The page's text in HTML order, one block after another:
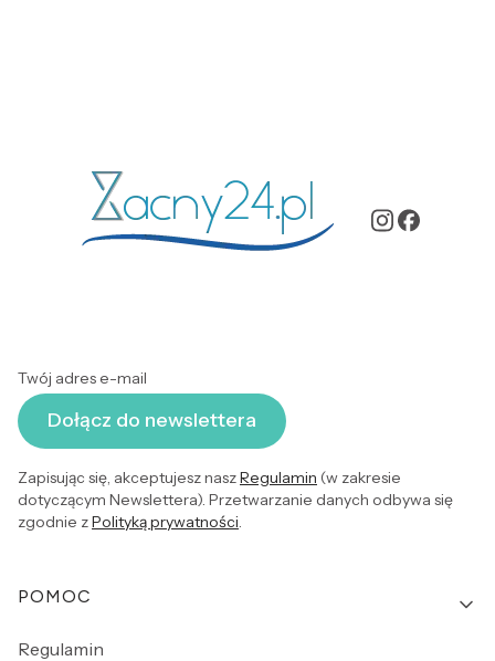
Twój adres e-mail
Dołącz do newslettera
Zapisując się, akceptujesz naszRegulamin (w zakresie
dotyczącym Newslettera). Przetwarzanie danych odbywa się
zgodnie zPolityką prywatności.
Linki w stopce
POMOC
Regulamin